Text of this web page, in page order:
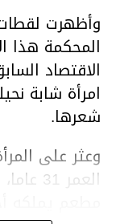
وأظهرت
المحكمة هذا
الاقتصاد
امرأة شابة
شعرها.
وعثر على